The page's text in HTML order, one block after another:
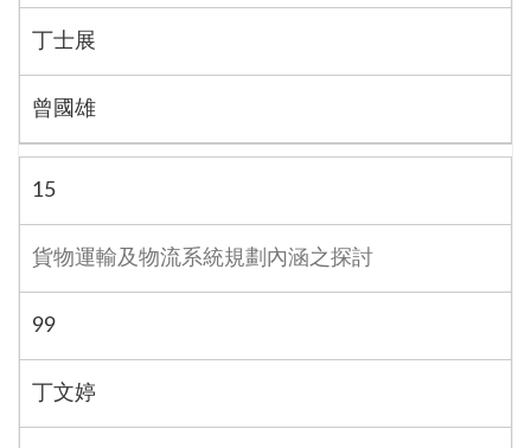
丁士展
曾國雄
15
貨物運輸及物流系統規劃內涵之探討
99
丁文婷